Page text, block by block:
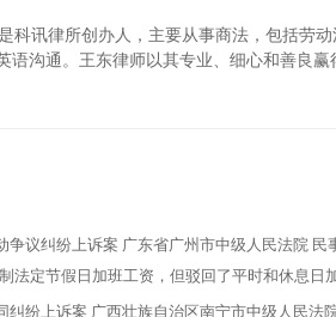
科讯律所创办人，主要从事商法，包括劳
语沟通。王东律师以其专业、细心和善良
议纠纷上诉案 广东省广州市中级人民法院 民
法定节假日加班工资，但驳回了平时和休息日
纷上诉案 广西壮族自治区南宁市中级人民法